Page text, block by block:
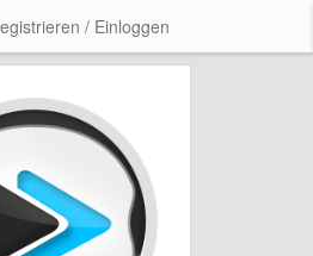
/ Einloggen